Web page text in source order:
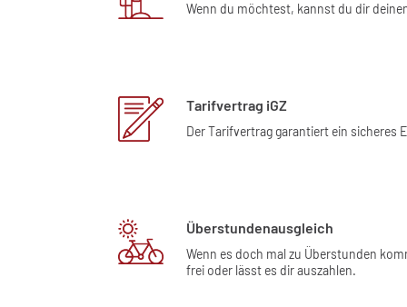
Wenn du möchtest, kannst du dir
Tarifvertrag iGZ
Der Tarifvertrag garantiert ein sicheres
Überstundenausgleich
Wenn es doch mal zu Überstunden
frei oder lässt es dir auszahlen.